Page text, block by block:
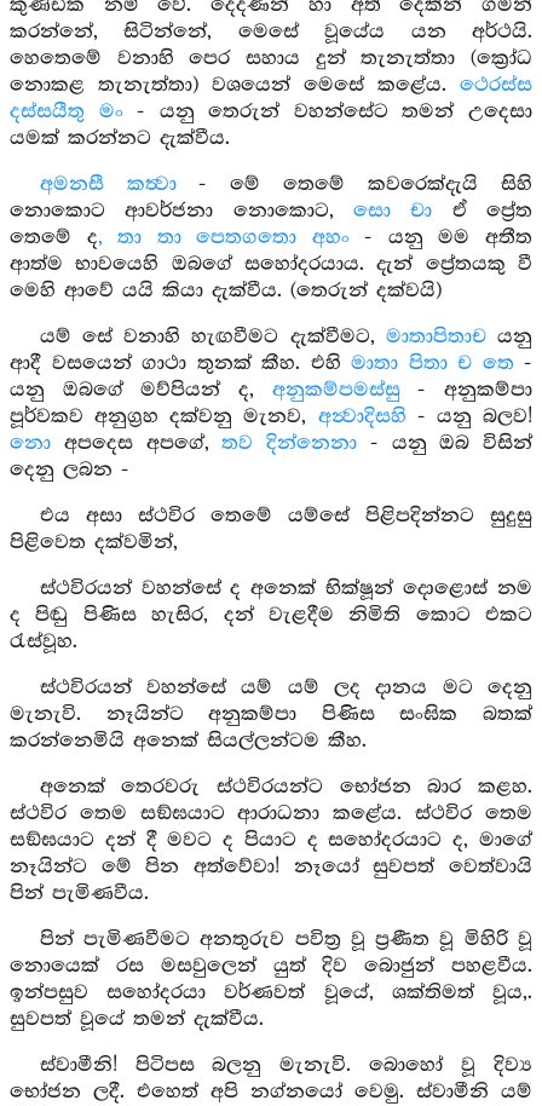
කුණ්ඩික නම් වේ. දෙදණින් හා අත් දෙකින් ගමන්
කරන්නේ, සිටින්නේ, මෙසේ වූයේය යන අර්ථයි.
හෙතෙමේ වනාහි පෙර සහාය දුන් තැනැත්තා (ක්‍රෝධ
නොකළ තැනැත්තා) වශයෙන් මෙසේ කළේය. ථෙරස්ස
දස්සයීතු මං- යනු තෙරුන් වහන්සේට තමන් උදෙසා
යමක් කරන්නට දැක්වීය.
අමනසී කත්‍වා- මේ තෙමේ කවරෙක්දැයි සිහි
නොකොට ආවර්ජනා නොකොට, සො චා ඒ ප්‍රේත
තෙමේ ද, තා තා පෙතගතො අහං- යනු මම අතීත
ආත්ම භාවයෙහි ඔබගේ සහෝදරයාය. දැන් ප්‍රේතයකු වී
මෙහි ආවේ යයි කියා දැක්වීය. (තෙරුන් දක්වයි)
යම් සේ වනාහි හැඟවීමට දැක්වීමට, මාතාපිතාචයනු
ආදී වසයෙන් ගාථා තුනක් කීහ. එහි මාතා පිතා ච තෙ -
යනු ඔබගේ මව්පියන් ද, අනුකම්පමස්සු- අනුකම්පා
පූර්වකව අනුග්‍රහ දක්වනු මැනව, අන්‍වාදිසහි - යනු බලව!
නො අපදෙස අපගේ,තව දින්නෙනා - යනු ඔබ විසින්
දෙනු ලබන -
එය අසා ස්ථවිර තෙමේ යම්සේ පිළිපදින්නට සුදුසු
පිළිවෙත දක්වමින්,
ස්ථවිරයන් වහන්සේ ද අනෙක් භික්ෂූන් දොළොස් නම
ද පිඬු පිණිස හැසිර, දන් වැළදීම නිමිති කොට එකට
රැස්වූහ.
ස්ථවිරයන් වහන්සේ යම් යම් ලද දානය මට දෙනු
මැනැවි. නෑයින්ට අනුකම්පා පිණිස සංඝික බතක්
කරන්නෙමියි අනෙක් සියල්ලන්ටම කීහ.
අනෙක් තෙරවරු ස්ථවිරයන්ට භෝජන බාර කළහ.
ස්ථවිර තෙම සඞ්ඝයාට ආරාධනා කළේය. ස්ථවිර තෙම
සඞ්ඝයාට දන් දී මවට ද පියාට ද සහෝදරයාට ද, මාගේ
නෑයින්ට මේ පින අත්වේවා! නෑයෝ සුවපත් වෙත්වායි
පින් පැමිණවීය.
පින් පැමිණවීමට අනතුරුව පවිත්‍ර වූ ප්‍රණීත වූ මිහිරි වූ
නොයෙක් රස මසවුලෙන් යුත් දිව බොජුන් පහළවීය.
ඉන්පසුව සහෝදරයා වර්ණවත් වූයේ, ශක්තිමත් වූය,.
සුවපත් වූයේ තමන් දැක්වීය.
ස්වාමීනි! පිටිපස බලනු මැනැවි. බොහෝ වූ දිව්‍ය
භෝජන ලදී. එහෙත් අපි නග්නයෝ වෙමු. ස්වාමීනි යම්